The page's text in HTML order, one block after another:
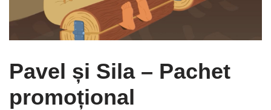
Pavel și Sila – Pachet
promoțional